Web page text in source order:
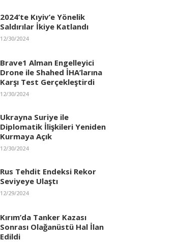
2024’te Kıyiv’e Yönelik
Saldırılar İkiye Katlandı
12/30/2024
Brave1 Alman Engelleyici
Drone ile Shahed İHA’larına
Karşı Test Gerçekleştirdi
12/30/2024
Ukrayna Suriye ile
Diplomatik İlişkileri Yeniden
Kurmaya Açık
12/30/2024
Rus Tehdit Endeksi Rekor
Seviyeye Ulaştı
12/29/2024
Kırım’da Tanker Kazası
Sonrası Olağanüstü Hal İlan
Edildi